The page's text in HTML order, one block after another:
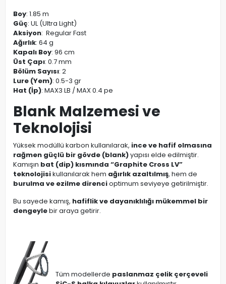
Boy: 1.85 m
Güç: UL (Ultra Light)
Aksiyon: Regular Fast
Ağırlık: 64 g
Kapalı Boy: 96 cm
Üst Çapı: 0.7 mm
Bölüm Sayısı: 2
Lure (Yem): 0.5-3 gr
Hat (İp): MAX3 LB / MAX 0.4 pe
Blank Malzemesi ve
Teknolojisi
Yüksek modüllü karbon kullanılarak, ince ve hafif olmasına
rağmen güçlü bir gövde (blank)yapısı elde edilmiştir.
Kamışın bat (dip) kısmında “Graphite Cross LV”
teknolojisikullanılarak hem ağırlık azaltılmış, hem de
burulma ve ezilme direncioptimum seviyeye getirilmiştir.
Bu sayede kamış, hafiflik ve dayanıklılığı mükemmel bir
dengeylebir araya getirir.
Tüm modellerde paslanmaz çelik çerçeveli